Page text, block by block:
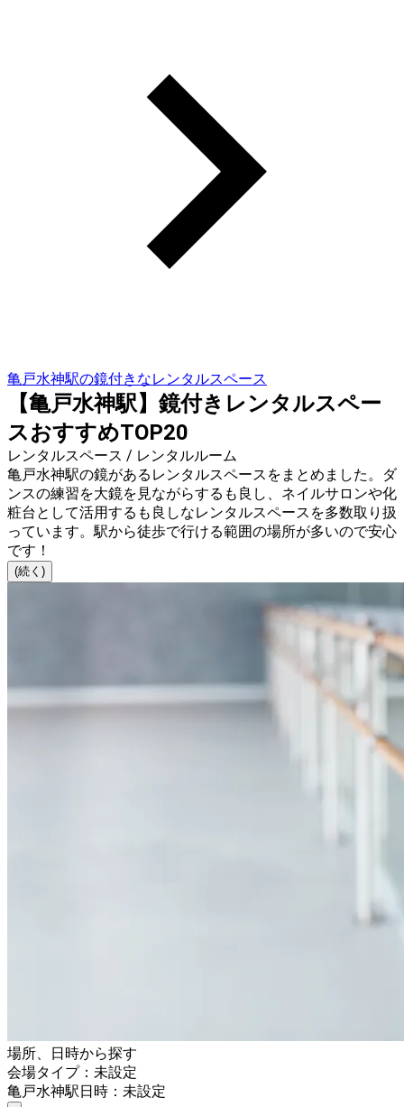
亀戸水神駅の鏡付きなレンタルスペース
【亀戸水神駅】鏡付きレンタルスペー
スおすすめTOP20
レンタルスペース / レンタルルーム
亀戸水神駅の鏡があるレンタルスペースをまとめました。ダ
ンスの練習を大鏡を見ながらするも良し、ネイルサロンや化
粧台として活用するも良しなレンタルスペースを多数取り扱
っています。駅から徒歩で行ける範囲の場所が多いので安心
です！
(続く)
場所、日時から探す
会場タイプ：未設定
亀戸水神駅日時：未設定